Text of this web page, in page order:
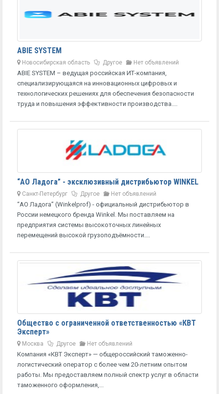
ABIE SYSTEM
Новосибирская область Другое Нет объявлений
ABIE SYSTEM – ведущая российская ИТ-компания,
специализирующаяся на инновационных цифровых и
технологических решениях для обеспечения безопасности
труда и повышения эффективности производства....
“АО Ладога” - эксклюзивный дистрибьютор WINKEL
Санкт-Петербург Другое Нет объявлений
“АО Ладога” (Winkelprof) - официальный дистрибьютор в
России немецкого бренда Winkel. Мы поставляем на
предприятия системы высокоточных линейных
перемещений высокой грузоподъёмности....
Общество с ограниченной ответственностью «КВТ
Эксперт»
Москва Другое Нет объявлений
Компания «КВТ Эксперт» — общероссийский таможенно-
логистический оператор с более чем 20-летним опытом
работы. Мы предоставляем полный спектр услуг в области
таможенного оформления,...